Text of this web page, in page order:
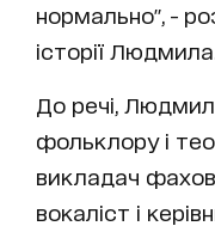
нормально", -
історії Людмила.
До речі,
фольклору і
викладач
вокаліст і